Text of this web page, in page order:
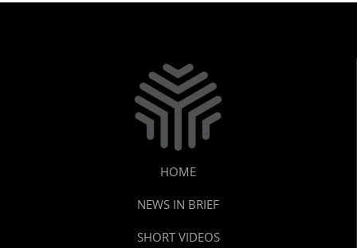
HOME
NEWS IN BRIEF
SHORT VIDEOS